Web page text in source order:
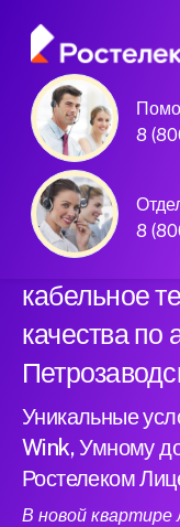
8
8
Подключили
кабельное
качества
Уникальные
Wink, Умному
Ростелеком
В новой квартире